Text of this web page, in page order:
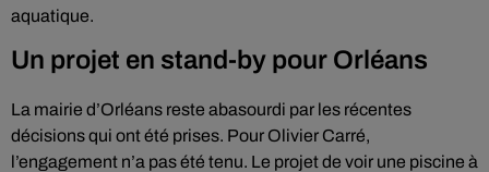
aquatique.
Un projet en stand-by pour Orléans
La mairie d’Orléans reste abasourdi par les récentes
décisions qui ont été prises. Pour Olivier Carré,
l’engagement n’a pas été tenu. Le projet de voir une piscine à